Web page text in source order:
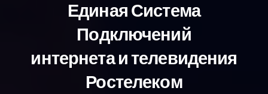
Единая Система
Подключений
интернета и телевидения
Ростелеком